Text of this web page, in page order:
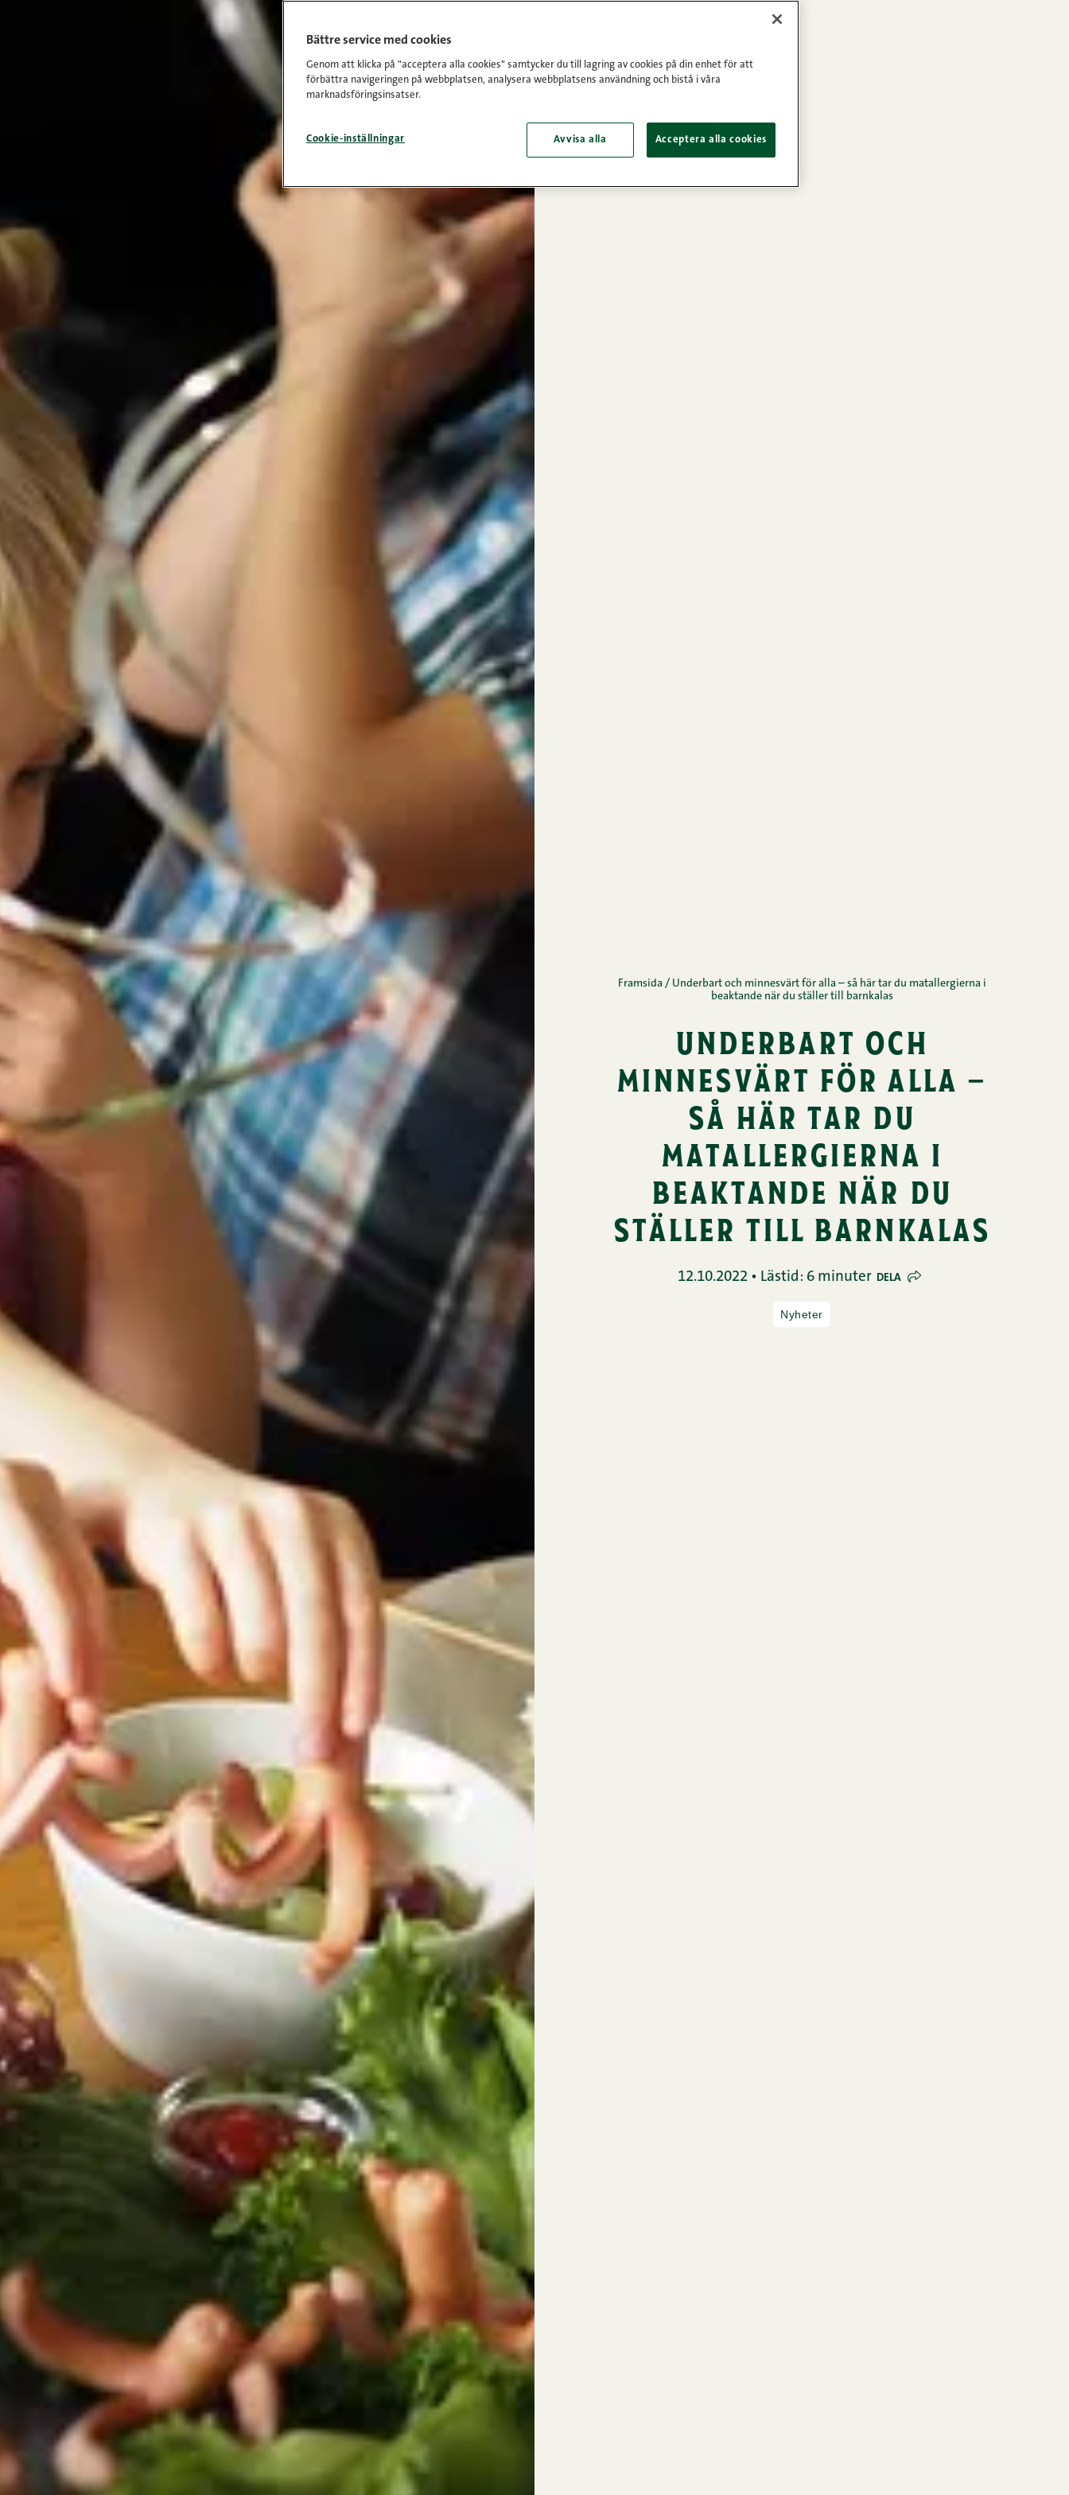
Framsida / Underbart och minnesvärt för alla – så här tar du matallergierna i
beaktande när du ställer till barnkalas
underbart och
minnesvärt för alla –
så här tar du
matallergierna i
beaktande när du
ställer till barnkalas
12.10.2022 • Lästid: 6 minuter DELA
Nyheter
Bättre service med cookies
Genom att klicka på "acceptera alla cookies" samtycker du till lagring av cookies på din enhet för att
förbättra navigeringen på webbplatsen, analysera webbplatsens användning och bistå i våra
marknadsföringsinsatser.
Cookie-inställningar Avvisa alla Acceptera alla cookies